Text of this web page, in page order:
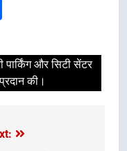
पार्किंग और सिटी सेंटर
की।